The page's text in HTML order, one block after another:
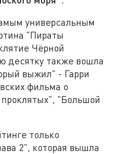
универсальным
"Пираты
Чёрной
десятку также вошла
выжил" - Гарри
фильма о
"Большой
только
2", которая вышла